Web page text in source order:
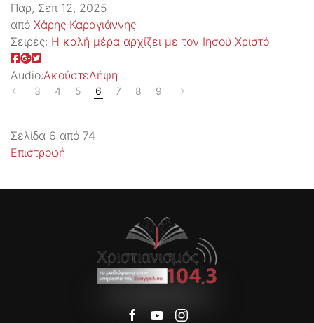
Παρ, Σεπ 12, 2025
από Χάρης Καραγιάννης
Σειρές: Η καλή μέρα αρχίζει με τον Ιησού Χριστό
Audio:ΑκούστεΛήψη
3 4 5 6 7 8 9
Σελίδα 6 από 74
Επιστροφή